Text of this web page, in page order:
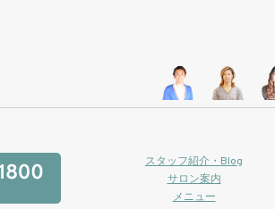
スタッフ紹介・Blog
サロン案内
メニュー